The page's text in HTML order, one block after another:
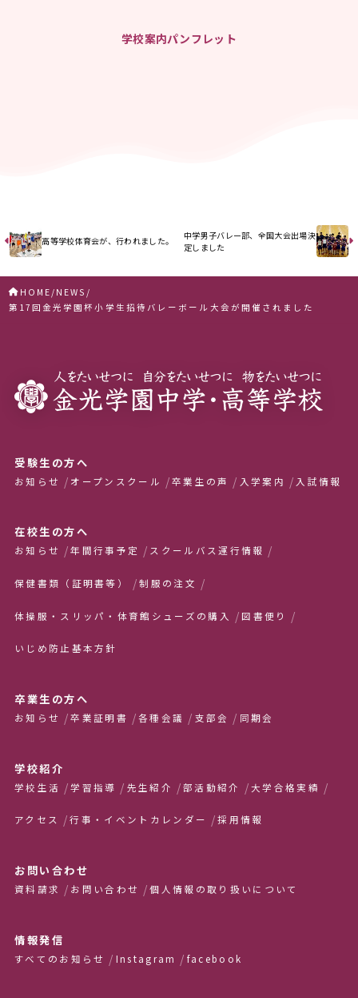
学校案内パンフレット
高等学校体育会が、行われました。
中学男子バレー部、全国大会出場決
定しました
HOME NEWS
第17回金光学園杯小学生招待バレーボール大会が開催されました
受験生の方へ
お知らせ オープンスクール 卒業生の声 入学案内 入試情報
在校生の方へ
お知らせ 年間行事予定 スクールバス運行情報
保健書類（証明書等） 制服の注文
体操服・スリッパ・体育館シューズの購入 図書便り
いじめ防止基本方針
卒業生の方へ
お知らせ 卒業証明書 各種会議 支部会 同期会
学校紹介
学校生活 学習指導 先生紹介 部活動紹介 大学合格実績
アクセス 行事・イベントカレンダー 採用情報
お問い合わせ
資料請求 お問い合わせ 個人情報の取り扱いについて
情報発信
すべてのお知らせ Instagram facebook